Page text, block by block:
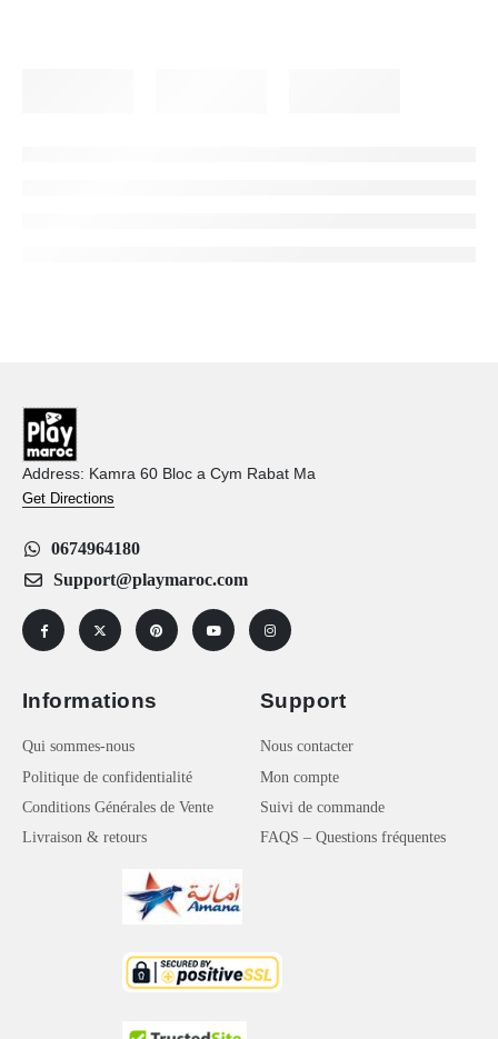
Address: Kamra 60 Bloc a Cym Rabat Ma
Get Directions
0674964180
Support@playmaroc.com
Informations
Qui sommes-nous
Politique de confidentialité
Conditions Générales de Vente
Livraison & retours
Support
Nous contacter
Mon compte
Suivi de commande
FAQS – Questions fréquentes